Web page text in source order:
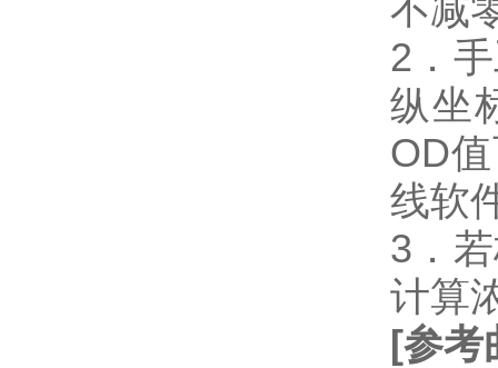
不减
2．
纵坐
OD
线软
3．
计算
[参考